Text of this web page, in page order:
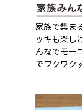
家族で集ま
ッキも楽し
んなでモー
でワクワク